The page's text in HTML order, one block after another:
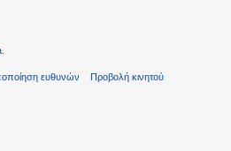
ευθυνών Προβολή κινητού